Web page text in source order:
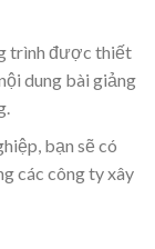
trình được thiết
dung bài giảng
bạn sẽ có
các công ty xây